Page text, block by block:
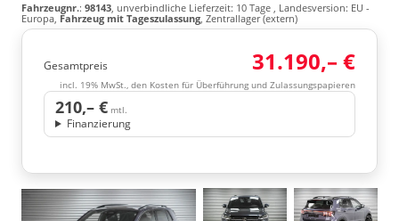
Fahrzeugnr.: 98143, unverbindliche Lieferzeit: 10 Tage , Landesversion: EU -
Europa, Fahrzeug mit Tageszulassung, Zentrallager (extern)
Gesamtpreis 31.190,– €
incl. 19% MwSt., den Kosten für Überführung und Zulassungspapieren
210,– € mtl.
Finanzierung